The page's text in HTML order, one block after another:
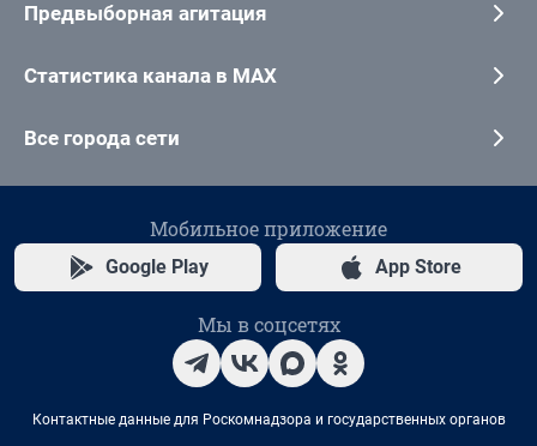
Предвыборная агитация
Статистика канала в MAX
Все города сети
Мобильное приложение
Google Play App Store
Мы в соцсетях
Контактные данные для Роскомнадзора и государственных органов